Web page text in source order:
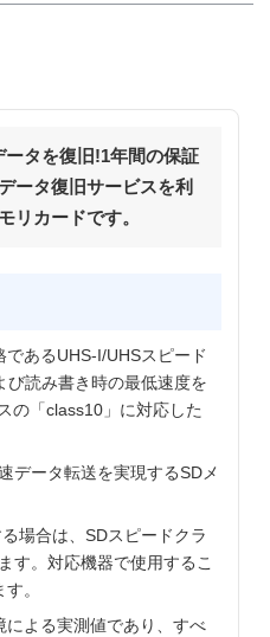
タを復旧!1年間の保証
ータ復旧サービスを利
リカードです。
あるUHS-I/UHSスピード
び読み書き時の最低速度を
の「class10」に対応した
データ転送を実現するSDメ
場合は、SDスピードクラ
す。対応機器で使用するこ
。
よる実測値であり、すべ